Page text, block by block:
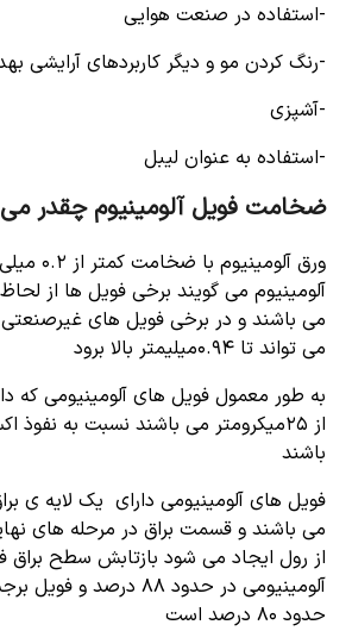
-استفاده در صنعت هوایی
-رنگ کردن مو و دیگر کاربردهای آرایشی
-آشپزی
-استفاده به عنوان لیبل
ضخامت فویل آلومینیوم چقدر
ورق
آلومینیوم می گویند برخی فویل ها از
می باشند و در برخی فویل های
می تواند تا ۰.۹۴میلیمتر بالا برود
به طور معمول فویل های آلومینیومی
از ۲۵میکرومتر می باشند نسبت به
باشند
فویل های آلومینیومی دارای یک لایه ی
می باشند و قسمت براق در مرحله های
از رول ایجاد می شود بازتابش سطح براق
آلومینیومی در حدود ۸۸
حدود ۸۰ درصد است